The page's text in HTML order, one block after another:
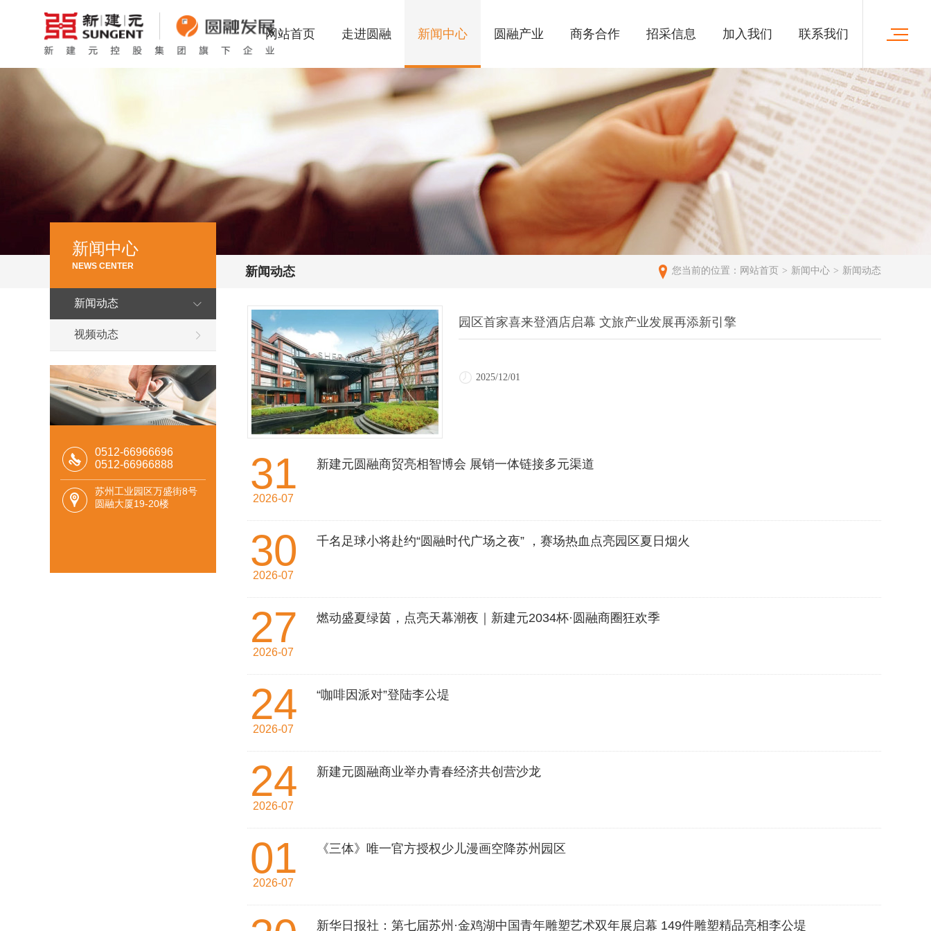
网站首页 走进圆融 新闻中心 圆融产业 商务合作 招采信息 加入我们 联系我们
新闻动态 您当前的位置： 网站首页 > 新闻中心 > 新闻动态
新闻中心
NEWS CENTER
新闻动态
视频动态
0512-66966696
0512-66966888
苏州工业园区万盛街8号
圆融大厦19-20楼
园区首家喜来登酒店启幕 文旅产业发展再添新引擎
2025/12/01
31
2026-07
新建元圆融商贸亮相智博会 展销一体链接多元渠道
30
2026-07
千名足球小将赴约“圆融时代广场之夜” ，赛场热血点亮园区夏日烟火
27
2026-07
燃动盛夏绿茵，点亮天幕潮夜｜新建元2034杯·圆融商圈狂欢季
24
2026-07
“咖啡因派对”登陆李公堤
24
2026-07
新建元圆融商业举办青春经济共创营沙龙
01
2026-07
《三体》唯一官方授权少儿漫画空降苏州园区
新华日报社：第七届苏州·金鸡湖中国青年雕塑艺术双年展启幕 149件雕塑精品亮相李公堤